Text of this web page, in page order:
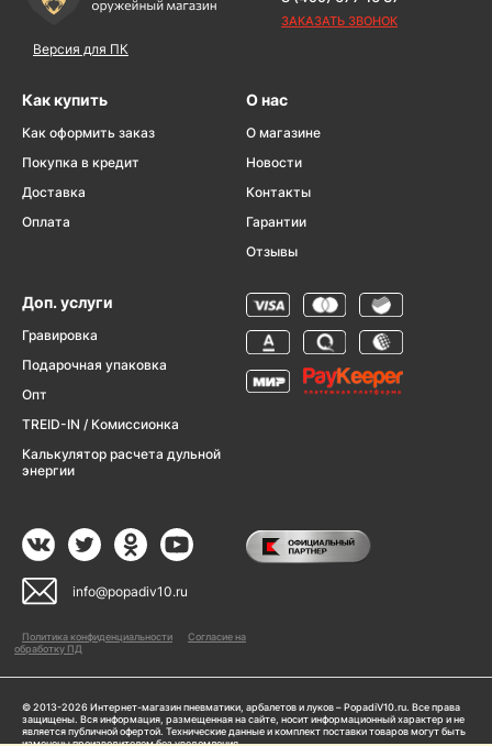
Версия для ПК
ЗАКАЗАТЬ ЗВОНОК
Как купить
Как оформить заказ
Покупка в кредит
Доставка
Оплата
О нас
О магазине
Новости
Контакты
Гарантии
Отзывы
Доп. услуги
Гравировка
Подарочная упаковка
Опт
TREID-IN / Комиссионка
Калькулятор расчета дульной
энергии
info@popadiv10.ru
Политика конфиденциальности
Согласие на
обработку ПД
© 2013-2026 Интернет-магазин пневматики, арбалетов и луков – PopadiV10.ru. Все права
защищены. Вся информация, размещенная на сайте, носит информационный характер и не
является публичной офертой. Технические данные и комплект поставки товаров могут быть